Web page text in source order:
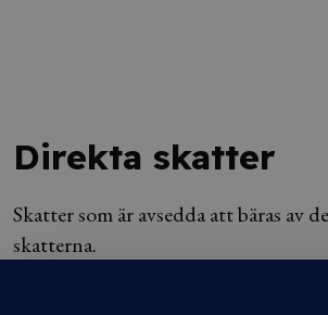
Direkta skatter
Skatter som är avsedda att bäras av
skatterna.